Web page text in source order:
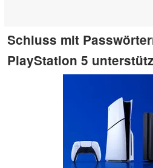
Schluss mit
PlayStation 5